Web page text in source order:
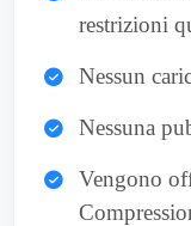
restrizioni
Nessun
Nessuna
Vengono